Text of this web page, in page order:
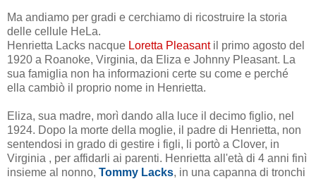
Ma andiamo per gradi e cerchiamo di ricostruire la storia
delle cellule HeLa.
Henrietta Lacks nacque Loretta Pleasantil primo agosto del
1920 a Roanoke, Virginia, da Eliza e Johnny Pleasant. La
sua famiglia non ha informazioni certe su come e perché
ella cambiò il proprio nome in Henrietta.
Eliza, sua madre, morì dando alla luce il decimo figlio, nel
1924. Dopo la morte della moglie, il padre di Henrietta, non
sentendosi in grado di gestire i figli, li portò a Clover, in
Virginia , per affidarli ai parenti. Henrietta all'età di 4 anni finì
insieme al nonno, Tommy Lacks, in una capanna di tronchi